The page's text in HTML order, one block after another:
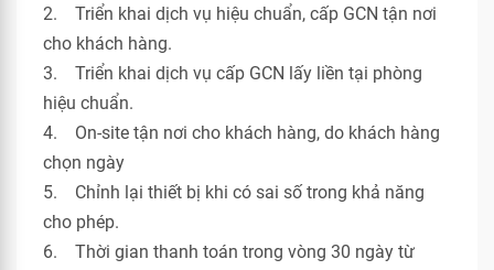
2. Triển khai dịch vụ hiệu chuẩn, cấp GCN tận nơi
cho khách hàng.
3. Triển khai dịch vụ cấp GCN lấy liền tại phòng
hiệu chuẩn.
4. On-site tận nơi cho khách hàng, do khách hàng
chọn ngày
5. Chỉnh lại thiết bị khi có sai số trong khả năng
cho phép.
6. Thời gian thanh toán trong vòng 30 ngày từ